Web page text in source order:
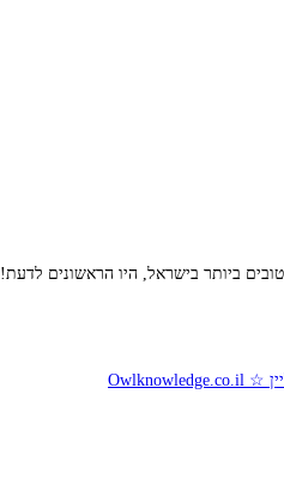
ביותר בישראל, היו הראשונים לדעת!